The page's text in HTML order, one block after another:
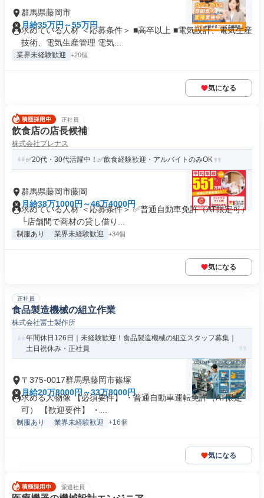
群馬県藤岡市
月給35万円～55万円
求めている人材 ＜応募条件＞ ■高卒以上 ■電気設計、電気生産
技術、電気生産管理 電気...
業界未経験歓迎 +20個
気になる
正社員
飲食店の店長候補
株式会社プレナス
✅20代・30代活躍中！✅飲食経験歓迎・アルバイトのみOK
群馬県藤岡市藤岡
月給38万1000円～46万4000円
求めている人材 ＜応募条件＞ ✅普通自動車免許（AT限定可）
└店舗間で商材の貸し借り...
制服あり 業界未経験歓迎 +34個
気になる
正社員
食品製造機械の組立作業
株式会社冨士製作所
年間休日126日｜未経験歓迎！食品製造機械の組立スタッフ募集｜
土日祝休み・正社員
〒375-0017群馬県藤岡市篠塚
月給20万8000円～33万8000円
求める人物像 【必須要件】 ・普通自動車運転免許（AT限定
可） 【歓迎要件】 ・...
制服あり 業界未経験歓迎 +16個
気になる
派遣社員